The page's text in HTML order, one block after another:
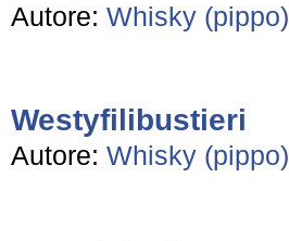
Autore: Whisky (pippo)
Westyfilibustieri
Autore: Whisky (pippo)